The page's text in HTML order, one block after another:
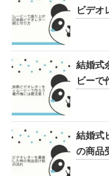
ビデオ
結婚式
ビーで
結婚式
の商品